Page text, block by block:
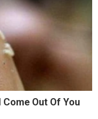
Out Of You